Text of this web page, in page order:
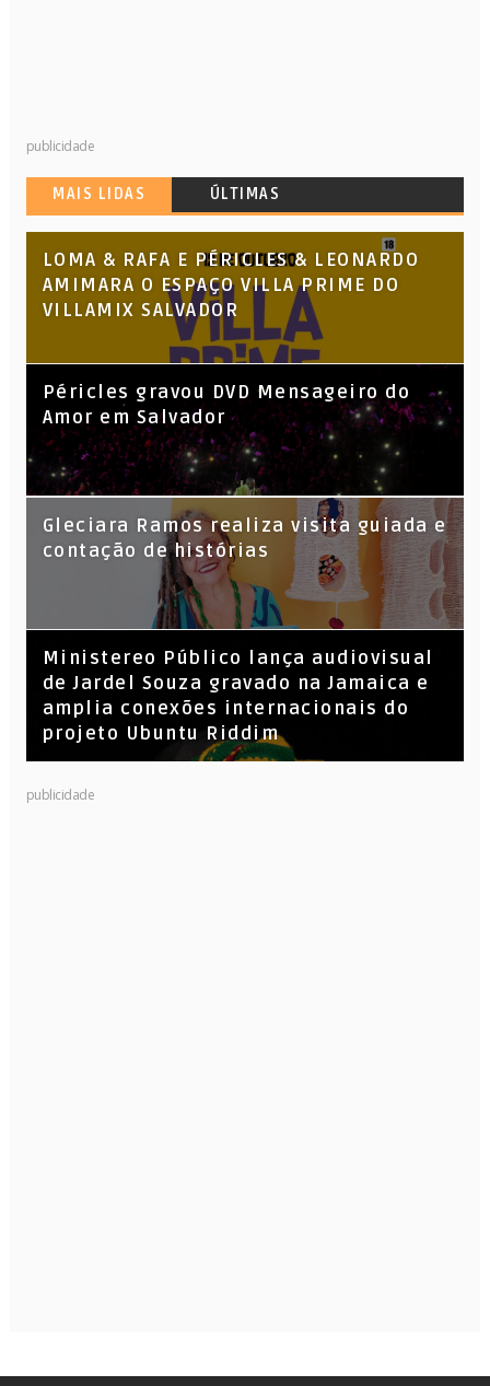
publicidade
MAIS LIDAS ÚLTIMAS
LOMA & RAFA E PÉRICLES & LEONARDO
AMIMARA O ESPAÇO VILLA PRIME DO
VILLAMIX SALVADOR
Péricles gravou DVD Mensageiro do
Amor em Salvador
KL Jay (Racionais MC’s), DJ Raíz e DJ
Leandro Vitrola na BIGSHAKE 14
Gleciara Ramos realiza visita guiada e
contação de histórias
​Ministereo Público lança audiovisual
de Jardel Souza gravado na Jamaica e
amplia conexões internacionais do
projeto Ubuntu Riddim
publicidade